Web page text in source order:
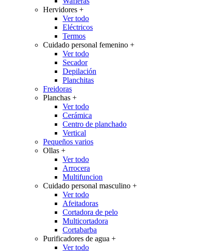
Hervidores +
Ver todo
Eléctricos
Termos
Cuidado personal femenino +
Ver todo
Secador
Depilación
Planchitas
Freidoras
Planchas +
Ver todo
Cerámica
Centro de planchado
Vertical
Pequeños varios
Ollas +
Ver todo
Arrocera
Multifuncion
Cuidado personal masculino +
Ver todo
Afeitadoras
Cortadora de pelo
Multicortadora
Cortabarba
Purificadores de agua +
Ver todo